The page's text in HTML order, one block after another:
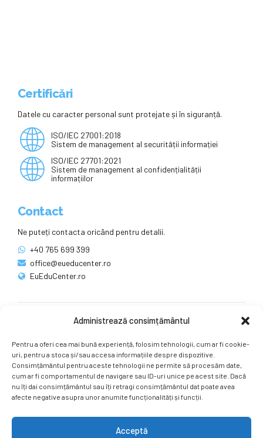
Administrează consimțământul
Pentru a oferi cea mai bună experiență, folosim tehnologii, cum ar fi cookie-
uri, pentru a stoca și/sau accesa informațiile despre dispozitive.
Consimțământul pentru aceste tehnologii ne permite să procesăm date,
cum ar fi comportamentul de navigare sau ID-uri unice pe acest site. Dacă
nu îți dai consimțământul sau îți retragi consimțământul dat poate avea
afecte negative asupra unor anumite funcționalități și funcții.
Acceptă
Certificări
Datele cu caracter personal sunt protejate și în siguranță.
ISO/IEC 27001:2018
Sistem de management al securității informației
ISO/IEC 27701:2021
Sistem de management al confidențialității
informațiilor
Contact
Ne puteți contacta oricând pentru detalii.
+40 765 699 399
office@eueducenter.ro
EuEduCenter.ro
Ne puteți găsi și pe rețelele sociale.